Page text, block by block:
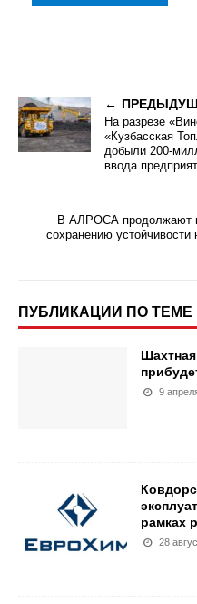
На разрезе
«Кузбасская
добыли 200-
ввода
В АЛРОСА продолжают
сохранению устойчивости
ПУБЛИКАЦИИ ПО ТЕМЕ
9
рамках
28